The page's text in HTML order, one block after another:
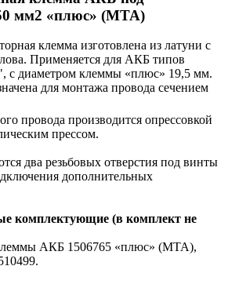
мм2 «плюс» (MTA)
клемма изготовлена из латуни с
Применяется для АКБ типов
с диаметром клеммы «плюс» 19,5 мм.
для монтажа провода сечением
провода производится опрессовкой
прессом.
два резьбовых отверстия под винты
дополнительных
комплектующие (в комплект не
АКБ 1506765 «плюс» (MTA),